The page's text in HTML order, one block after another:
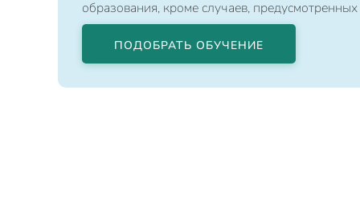
образования, кроме случаев,
ПОДОБРАТЬ ОБУЧЕНИЕ